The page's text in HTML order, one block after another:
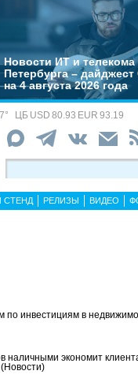
Новости ИТ и телекома
Петербурга –
на 4 августа 2026 года
° ЦБ USD 80.93 EUR 93.19
СТЕНД РЕЛИЗЫ ВИДЕО
инвестициям в
наличными экономит
(Новости)